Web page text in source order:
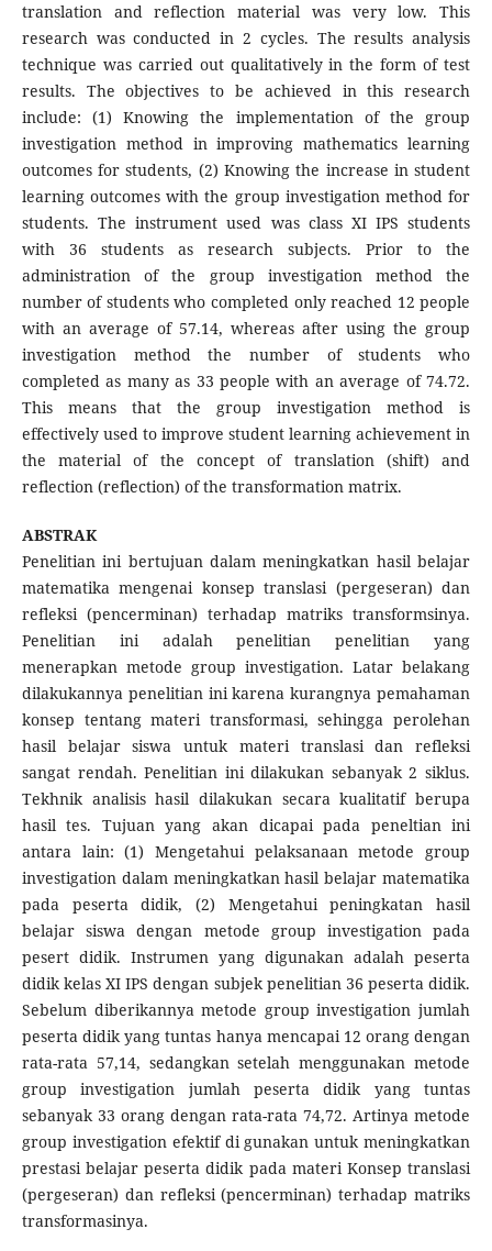
translation and reflection material was very low. This
research was conducted in 2 cycles. The results analysis
technique was carried out qualitatively in the form of test
results. The objectives to be achieved in this research
include: (1) Knowing the implementation of the group
investigation method in improving mathematics learning
outcomes for students, (2) Knowing the increase in student
learning outcomes with the group investigation method for
students. The instrument used was class XI IPS students
with 36 students as research subjects. Prior to the
administration of the group investigation method the
number of students who completed only reached 12 people
with an average of 57.14, whereas after using the group
investigation method the number of students who
completed as many as 33 people with an average of 74.72.
This means that the group investigation method is
effectively used to improve student learning achievement in
the material of the concept of translation (shift) and
reflection (reflection) of the transformation matrix.
ABSTRAK
Penelitian ini bertujuan dalam meningkatkan hasil belajar
matematika mengenai konsep translasi (pergeseran) dan
refleksi (pencerminan) terhadap matriks transformsinya.
Penelitian ini adalah penelitian penelitian yang
menerapkan metode group investigation. Latar belakang
dilakukannya penelitian ini karena kurangnya pemahaman
konsep tentang materi transformasi, sehingga perolehan
hasil belajar siswa untuk materi translasi dan refleksi
sangat rendah. Penelitian ini dilakukan sebanyak 2 siklus.
Tekhnik analisis hasil dilakukan secara kualitatif berupa
hasil tes. Tujuan yang akan dicapai pada peneltian ini
antara lain: (1) Mengetahui pelaksanaan metode group
investigation dalam meningkatkan hasil belajar matematika
pada peserta didik, (2) Mengetahui peningkatan hasil
belajar siswa dengan metode group investigation pada
pesert didik. Instrumen yang digunakan adalah peserta
didik kelas XI IPS dengan subjek penelitian 36 peserta didik.
Sebelum diberikannya metode group investigation jumlah
peserta didik yang tuntas hanya mencapai 12 orang dengan
rata-rata 57,14, sedangkan setelah menggunakan metode
group investigation jumlah peserta didik yang tuntas
sebanyak 33 orang dengan rata-rata 74,72. Artinya metode
group investigation efektif di gunakan untuk meningkatkan
prestasi belajar peserta didik pada materi Konsep translasi
(pergeseran) dan refleksi (pencerminan) terhadap matriks
transformasinya.